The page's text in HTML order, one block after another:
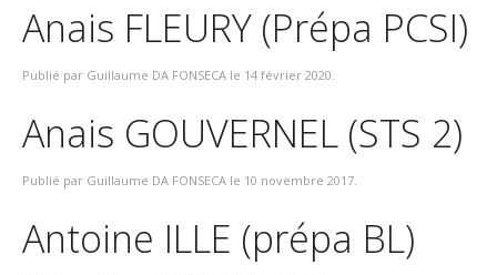
Anais FLEURY (Prépa PCSI)
Publié par Guillaume DA FONSECA le 14 février 2020
Anais GOUVERNEL (STS 2)
Publié par Guillaume DA FONSECA le 10 novembre 2017
Antoine ILLE (prépa BL)